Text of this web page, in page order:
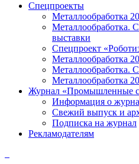
Спецпроекты
Металлообработка
Металлообработка.
выставки
Спецпроект
Металлообработка
Металлообработка.
Металлообработка
Журнал «Промышленные
Информация о
Свежий выпуск и
Подписка на журнал
Рекламодателям